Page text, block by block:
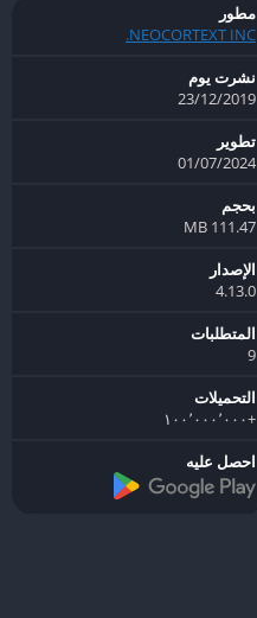
مطور
NEOCORTEXT INC.
نشرت يوم
23/12/2019
تطوير
01/07/2024
بحجم
111.47 MB
الإصدار
4.13.0
المتطلبات
9
التحميلات
+١٠٠٬٠٠٠٬٠٠٠
احصل عليه